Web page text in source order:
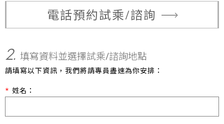
電話預約試乘/諮詢
2. 填寫資料並選擇試乘/諮詢地點
請填寫以下資訊，我們將請專員盡速為你安排：
姓名：